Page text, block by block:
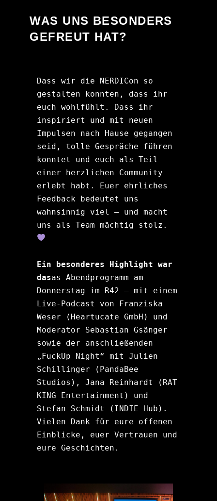
WAS UNS BESONDERS
GEFREUT HAT?
Dass wir die NERDICon so
gestalten konnten, dass ihr
euch wohlfühlt. Dass ihr
inspiriert und mit neuen
Impulsen nach Hause gegangen
seid, tolle Gespräche führen
konntet und euch als Teil
einer herzlichen Community
erlebt habt. Euer ehrliches
Feedback bedeutet uns
wahnsinnig viel – und macht
uns als Team mächtig stolz.
Ein besonderes Highlight war
dasas Abendprogramm am
Donnerstag im R42 – mit einem
Live-Podcast von Franziska
Weser (Heartucate GmbH) und
Moderator Sebastian Gsänger
sowie der anschließenden
„FuckUp Night“ mit Julien
Schillinger (PandaBee
Studios), Jana Reinhardt (RAT
KING Entertainment) und
Stefan Schmidt (INDIE Hub).
Vielen Dank für eure offenen
Einblicke, euer Vertrauen und
eure Geschichten.